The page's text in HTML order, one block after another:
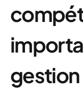
gestion